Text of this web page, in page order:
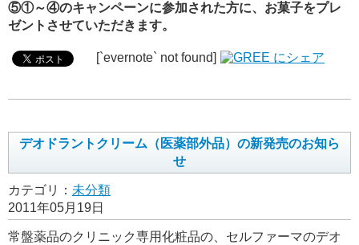
⑤①～④のキャンペーンに参加された方に、お菓子をプレ
ゼントさせていただきます。
[`evernote` not found]
デオドラントクリーム（医薬部外品）の新発売のお知ら
せ
カテゴリ： 未分類
2011年05月19日
常盤薬品のクリニック専用化粧品の、セルファーマのデオ